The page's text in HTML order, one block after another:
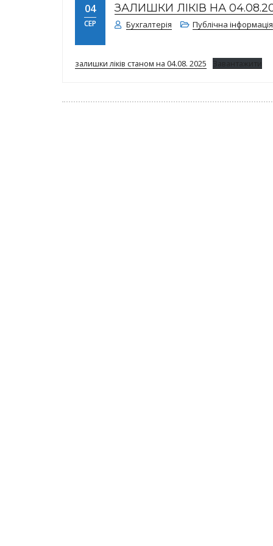
04
СЕР
ЗАЛИШКИ ЛІКІВ НА
Бухгалтерія Публічна інформація
залишки ліків станом на 04.08. 2025 Завантажити